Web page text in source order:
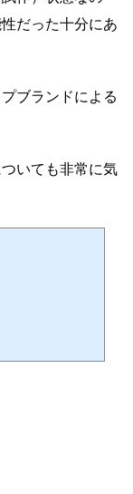
だった十分にあ
ブランドによる
いても非常に気